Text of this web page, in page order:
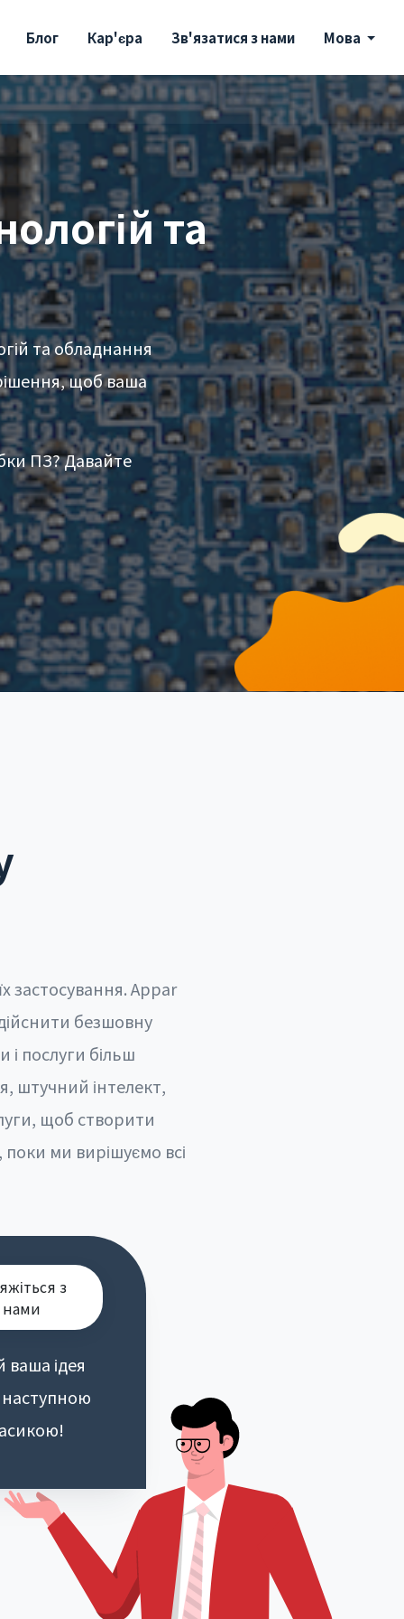
Блог Кар'єра Зв'язатися з нами Мова
та
та обладнання
щоб ваша
ПЗ? Давайте
застосування. Appar
безшовну
послуги більш
штучний інтелект,
щоб створити
ми вирішуємо всі
з
нами
ваша ідея